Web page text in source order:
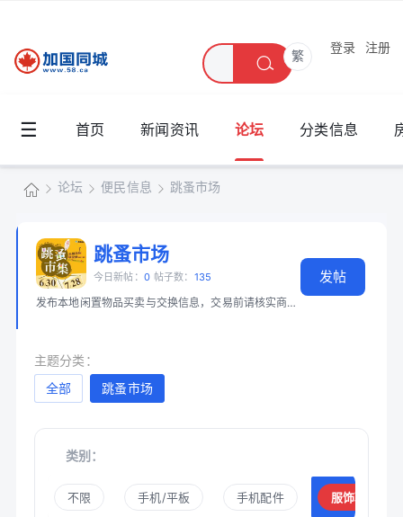
繁
登录 注册
☰ 首页 新闻资讯 论坛 分类信息
国
同
城
»
论坛
›
便民信息
›
跳蚤市场
跳蚤市场
今日新帖： 0 帖子数： 135
发布本地闲置物品买卖与交换信息，交易前请核实商品和身份。 📖 必读：
发帖
主题分类：
全部
跳蚤市场
类别：
不限 手机/平板 手机配件 服饰鞋帽